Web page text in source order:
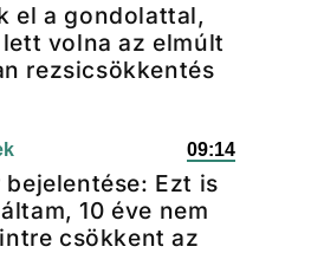
el a gondolattal,
volna az elmúlt
rezsicsökkentés
09:14
bejelentése: Ezt is
10 éve nem
csökkent az